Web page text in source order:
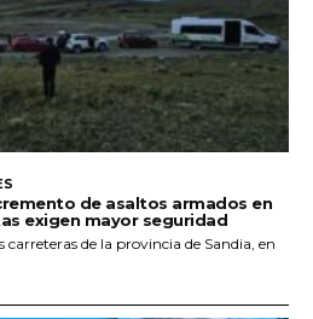
de asaltos armados en
exigen mayor seguridad
carreteras de la provincia de Sandia, en